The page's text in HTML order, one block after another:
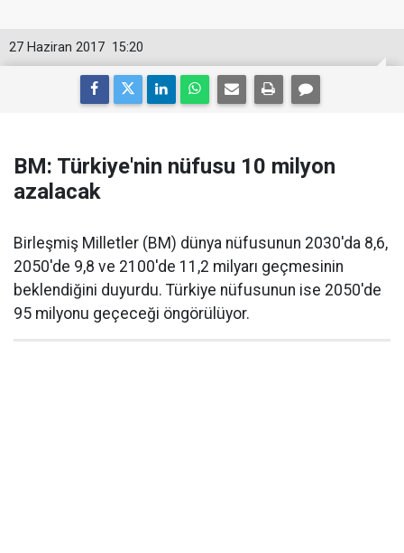
15:20
27 Haziran 2017
BM: Türkiye'nin nüfusu 10 milyon
azalacak
Birleşmiş Milletler (BM) dünya nüfusunun 2030'da 8,6,
2050'de 9,8 ve 2100'de 11,2 milyarı geçmesinin
beklendiğini duyurdu. Türkiye nüfusunun ise 2050'de
95 milyonu geçeceği öngörülüyor.